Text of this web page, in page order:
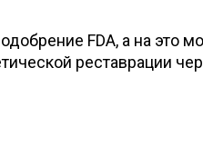
FDA, а на это
реставрации